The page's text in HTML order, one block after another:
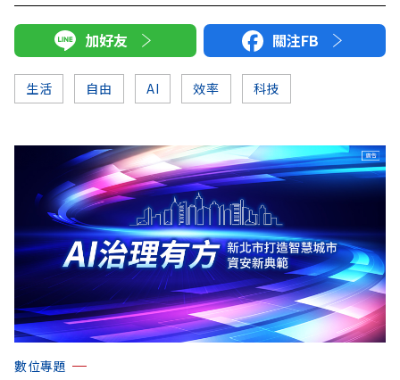
加好友 關注FB
生活 自由 AI 效率 科技
數位專題